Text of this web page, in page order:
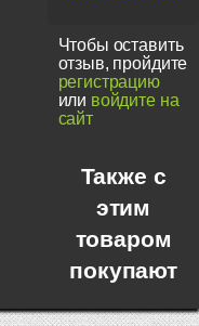
Чтобы оставить
отзыв, пройдите
регистрацию
или войдите на
сайт
Также с
этим
товаром
покупают